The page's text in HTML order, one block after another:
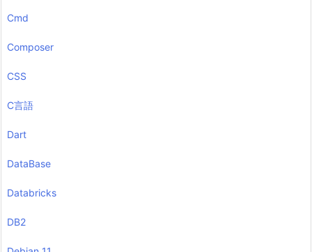
Cmd
Composer
CSS
C言語
Dart
DataBase
Databricks
DB2